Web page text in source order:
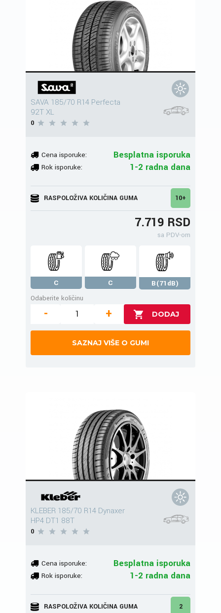
SAVA 185/70 R14 Perfecta
92T XL
0
Cena isporuke: Besplatna isporuka
Rok isporuke: 1-2 radna dana
RASPOLOŽIVA KOLIČINA GUMA 10+
7.719 RSD
sa PDV-om
C C
B(71dB)
Odaberite količinu
- +
SAZNAJ VIŠE O GUMI
KLEBER 185/70 R14 Dynaxer
HP4 DT1 88T
0
Cena isporuke: Besplatna isporuka
Rok isporuke: 1-2 radna dana
RASPOLOŽIVA KOLIČINA GUMA 2